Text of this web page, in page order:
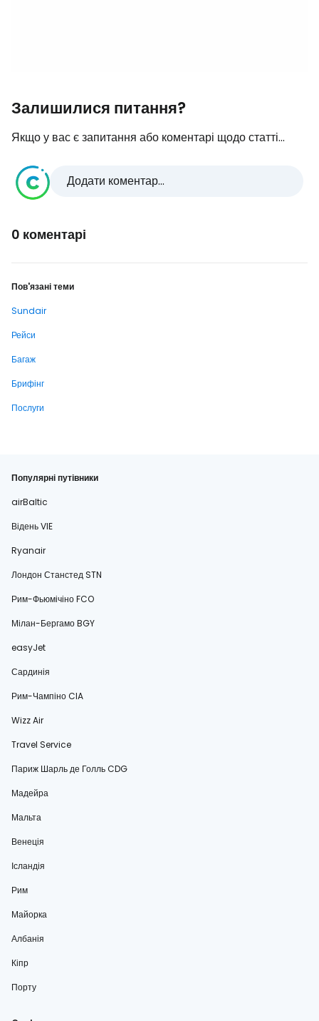
Залишилися питання?
Якщо у вас є запитання або коментарі щодо статті...
Додати коментар...
0 коментарі
Пов'язані теми
Sundair
Рейси
Багаж
Брифінг
Послуги
Популярні путівники
airBaltic
Відень VIE
Ryanair
Лондон Станстед STN
Рим-Фьюмічіно FCO
Мілан-Бергамо BGY
easyJet
Сардинія
Рим-Чампіно CIA
Wizz Air
Travel Service
Париж Шарль де Голль CDG
Мадейра
Мальта
Венеція
Ісландія
Рим
Майорка
Албанія
Кіпр
Порту